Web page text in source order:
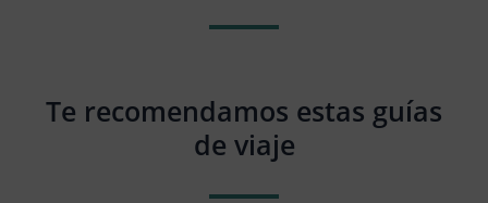
Te recomendamos estas guías
de viaje